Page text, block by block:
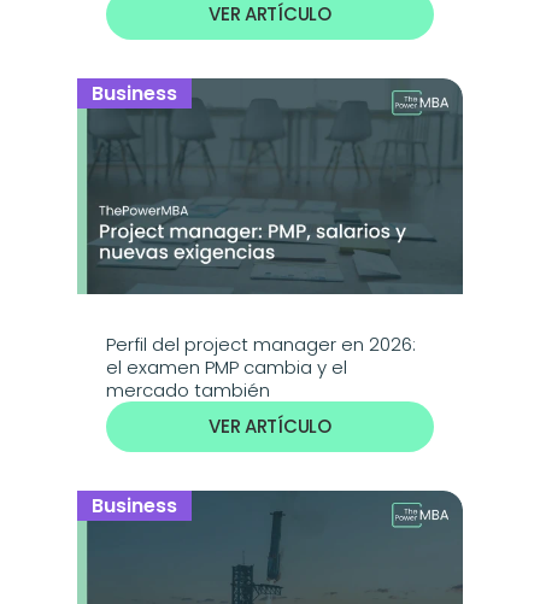
VER ARTÍCULO
Business
Perfil del project manager en 2026:
el examen PMP cambia y el
mercado también
VER ARTÍCULO
Business